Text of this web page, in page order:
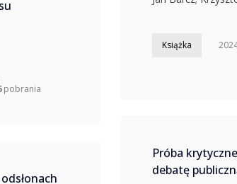
pobrania
Książka
Próba
debatę